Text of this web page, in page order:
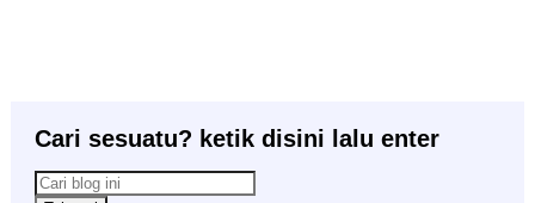
Cari sesuatu? ketik disini lalu enter